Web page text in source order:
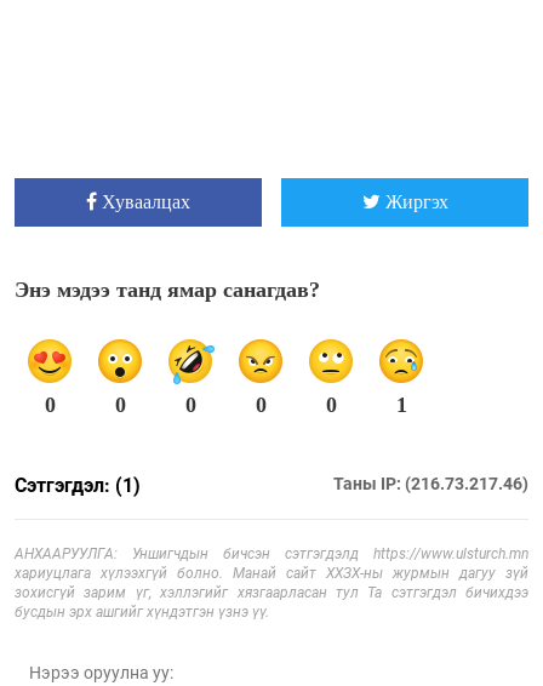
Хуваалцах Жиргэх
Энэ мэдээ танд ямар санагдав?
0 0 0 0 0 1
Сэтгэгдэл: (1) Таны IP: (216.73.217.46)
АНХААРУУЛГА: Уншигчдын бичсэн сэтгэгдэлд https://www.ulsturch.mn
хариуцлага хүлээхгүй болно. Манай сайт ХХЗХ-ны журмын дагуу зүй
зохисгүй зарим үг, хэллэгийг хязгаарласан тул Та сэтгэгдэл бичихдээ
бусдын эрх ашгийг хүндэтгэн үзнэ үү.